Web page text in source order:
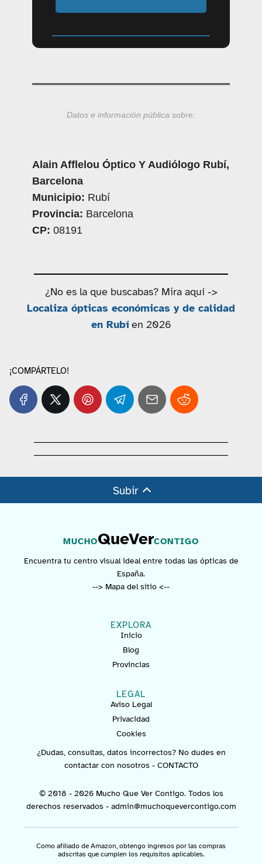
Datos e información pública sobre:
Alain Afflelou Óptico Y Audiólogo Rubí,
Barcelona
Municipio: Rubí
Provincia: Barcelona
CP: 08191
¿No es la que buscabas? Mira aquí ->
Localiza ópticas económicas y de calidad
en Rubíen 2026
¡COMPÁRTELO!
Subir
MUCHOQueVerCONTIGO
Encuentra tu centro visual ideal entre todas las ópticas de
España.
--> Mapa del sitio <--
EXPLORA
Inicio
Blog
Provincias
LEGAL
Aviso Legal
Privacidad
Cookies
¿Dudas, consultas, datos incorrectos? No dudes en
contactar con nosotros - CONTACTO
© 2018 - 2026 Mucho Que Ver Contigo. Todos los
derechos reservados - admin@muchoquevercontigo.com
Como afiliado de Amazon, obtengo ingresos por las compras
adscritas que cumplen los requisitos aplicables.